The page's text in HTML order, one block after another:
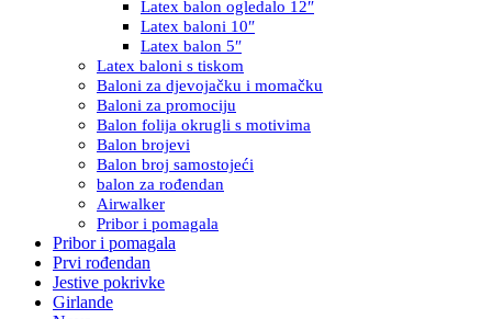
Latex balon ogledalo 12″
Latex baloni 10″
Latex balon 5″
Latex baloni s tiskom
Baloni za djevojačku i momačku
Baloni za promociju
Balon folija okrugli s motivima
Balon brojevi
Balon broj samostojeći
balon za rođendan
Airwalker
Pribor i pomagala
Pribor i pomagala
Prvi rođendan
Jestive pokrivke
Girlande